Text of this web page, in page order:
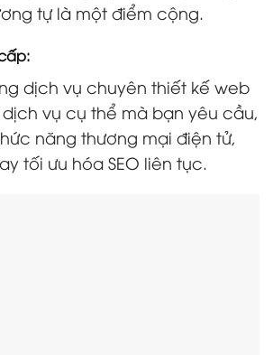
tự là một điểm cộng.
dịch vụ chuyên thiết kế web
vụ cụ thể mà bạn yêu cầu,
năng thương mại điện tử,
tối ưu hóa SEO liên tục.